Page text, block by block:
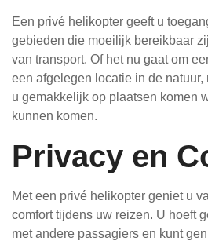
Een privé helikopter geeft u
gebieden die moeilijk bereikbaar
van transport. Of het nu gaat om
een afgelegen locatie in de
u gemakkelijk op plaatsen komen
kunnen komen.
Privacy en
Met een privé helikopter geniet u
comfort tijdens uw reizen. U hoeft
met andere passagiers en kunt